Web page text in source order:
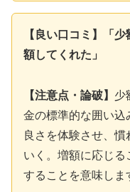
【良い口コミ】「
額してくれた」
【注意点・論破】 少
金の標準的な囲い込
良さを体験させ、
いく。増額に応じ
することを意味しま